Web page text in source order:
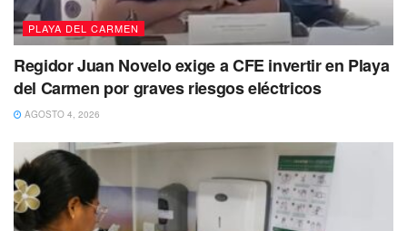
PLAYA DEL CARMEN
Regidor Juan Novelo exige a CFE invertir en Playa
del Carmen por graves riesgos eléctricos
AGOSTO 4, 2026